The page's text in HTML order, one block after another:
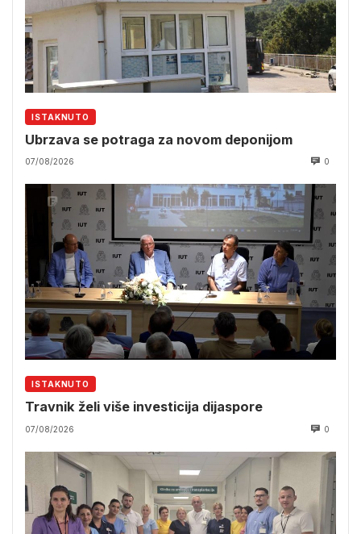
ISTAKNUTO
Ubrzava se potraga za novom deponijom
07/08/2026 0
ISTAKNUTO
Travnik želi više investicija dijaspore
07/08/2026 0